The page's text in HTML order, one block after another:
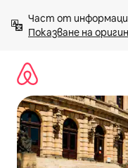
към
съдържанието
Показване на